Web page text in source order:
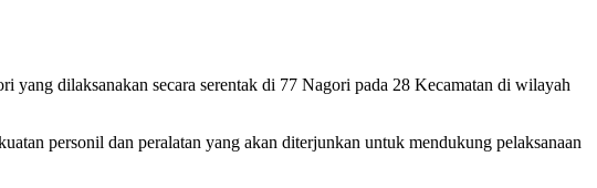
yang dilaksanakan secara serentak di 77 Nagori pada 28 Kecamatan di wilayah
personil dan peralatan yang akan diterjunkan untuk mendukung pelaksanaan